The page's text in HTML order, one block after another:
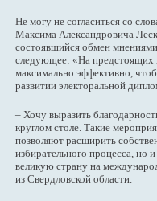
Не могу не согласиться со
Максима Александровича
состоявшийся обмен мнениями
следующее: «На предстоящих
максимально эффективно,
развитии электоральной
– Хочу выразить
круглом столе. Такие
позволяют расширить
избирательного процесса, но
великую страну на
из Свердловской области.